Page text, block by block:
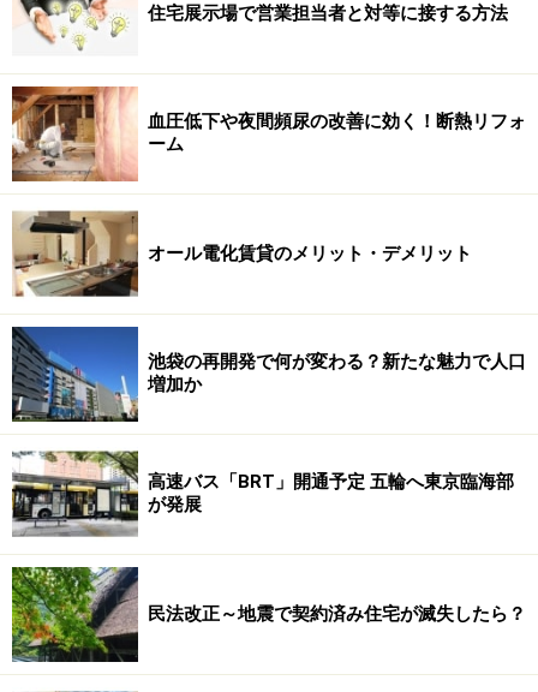
住宅展示場で営業担当者と対等に接する方法
血圧低下や夜間頻尿の改善に効く！断熱リフォ
ーム
オール電化賃貸のメリット・デメリット
池袋の再開発で何が変わる？新たな魅力で人口
増加か
高速バス「BRT」開通予定 五輪へ東京臨海部
が発展
民法改正～地震で契約済み住宅が滅失したら？